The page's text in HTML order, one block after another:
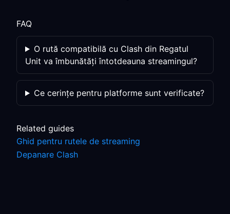
FAQ
O rută compatibilă cu Clash din Regatul
Unit va îmbunătăți întotdeauna streamingul?
Ce cerințe pentru platforme sunt verificate?
Related guides
Ghid pentru rutele de streaming
Depanare Clash